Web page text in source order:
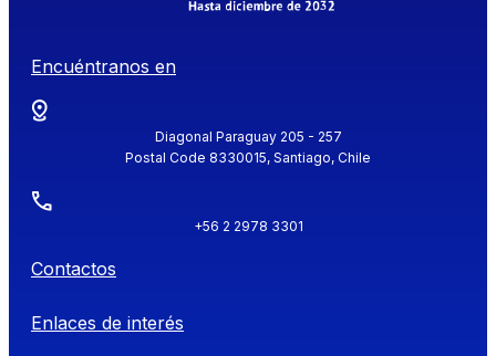
Encuéntranos en
Diagonal Paraguay 205 - 257
Postal Code 8330015, Santiago, Chile
+56 2 2978 3301
Contactos
Enlaces de interés